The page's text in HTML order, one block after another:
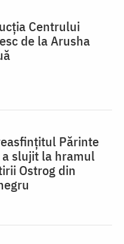
Centrului
de la Arusha
Părinte
a slujit la hramul
Ostrog din